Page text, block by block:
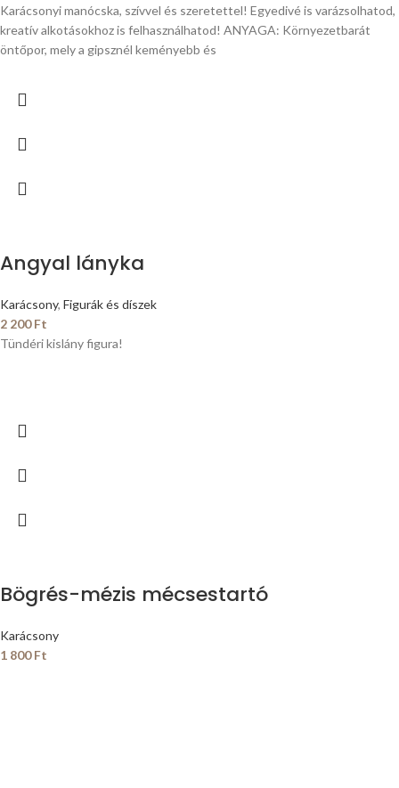
Karácsonyi manócska, szívvel és szeretettel! Egyedivé is varázsolhatod,
kreatív alkotásokhoz is felhasználhatod! ANYAGA: Környezetbarát
öntőpor, mely a gipsznél keményebb és
Angyal lányka
Karácsony, Figurák és díszek
2 200Ft
Tündéri kislány figura!
Bögrés-mézis mécsestartó
Karácsony
1 800Ft